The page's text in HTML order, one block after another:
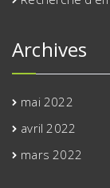
Archives
mai 2022
avril 2022
mars 2022